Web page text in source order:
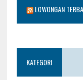
LOWONGAN
KATEGORI